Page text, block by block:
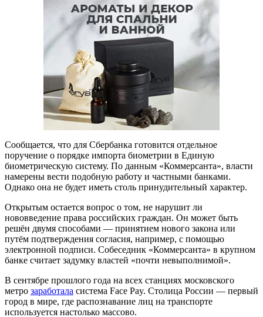
Сообщается, что для Сбербанка готовится отдельное
поручение о порядке импорта биометрии в Единую
биометрическую систему. По данным «Коммерсанта», власти
намерены вести подобную работу и частными банками.
Однако она не будет иметь столь принудительный характер.
Открытым остается вопрос о том, не нарушит ли
нововведение права российских граждан. Он может быть
решён двумя способами — принятием нового закона или
путём подтверждения согласия, например, с помощью
электронной подписи. Собеседник «Коммерсанта» в крупном
банке считает задумку властей «почти невыполнимой».
В сентябре прошлого года на всех станциях московского
метро заработала система Face Pay. Столица России — первый
город в мире, где распознавание лиц на транспорте
используется настолько массово.